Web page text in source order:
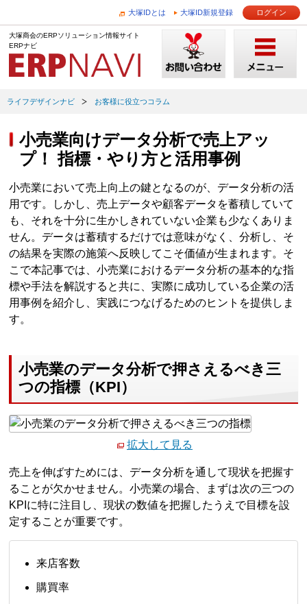
大塚IDとは 大塚ID新規登録 ログイン
大塚商会のERPソリューション情報サイト
ERPナビ
ライフデザインナビ お客様に役立つコラム
小売業向けデータ分析で売上アッ
プ！ 指標・やり方と活用事例
小売業において売上向上の鍵となるのが、データ分析の活
用です。しかし、売上データや顧客データを蓄積していて
も、それを十分に生かしきれていない企業も少なくありま
せん。データは蓄積するだけでは意味がなく、分析し、そ
の結果を実際の施策へ反映してこそ価値が生まれます。そ
こで本記事では、小売業におけるデータ分析の基本的な指
標や手法を解説すると共に、実際に成功している企業の活
用事例を紹介し、実践につなげるためのヒントを提供しま
す。
小売業のデータ分析で押さえるべき三
つの指標（KPI）
拡大して見る
売上を伸ばすためには、データ分析を通して現状を把握す
ることが欠かせません。小売業の場合、まずは次の三つの
KPIに特に注目し、現状の数値を把握したうえで目標を設
定することが重要です。
来店客数
購買率